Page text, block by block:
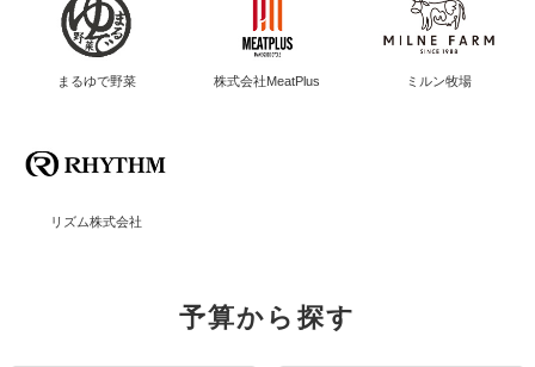
まるゆで野菜 株式会社MeatPlus ミルン牧場
リズム株式会社
予算から探す